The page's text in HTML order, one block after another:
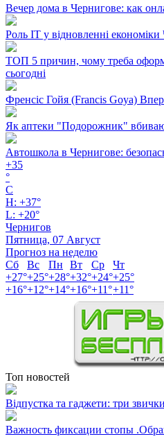
Вечер дома в Чернигове: как
Роль ІТ у відновленні економіки
ТОП 5 причин, чому треба
сьогодні
Френсіс Гойя (Francis Goya)
Як аптеки "Подорожник"
Автошкола в Чернигове:
+35
°
C
H: +37°
L: +20°
Чернигов
Пятница, 07 Август
Прогноз на неделю
Сб
Вс Пн Вт Ср
Чт
+27°+25°+28°+32°+24°+25°
+16°+12°+14°+16°+11°+11°
Топ новостей
Відпустка та гаджети: три
Важность фиксации стопы